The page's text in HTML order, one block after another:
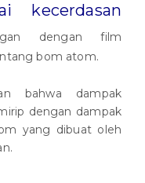
kecerdasan
dengan film
bom atom.
bahwa dampak
dengan dampak
yang dibuat oleh